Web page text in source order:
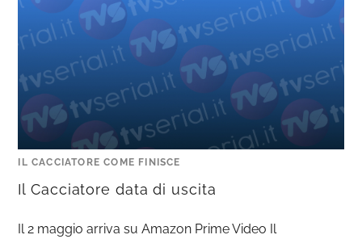
IL CACCIATORE COME FINISCE
Il Cacciatore data di uscita
Il 2 maggio arriva su Amazon Prime Video Il